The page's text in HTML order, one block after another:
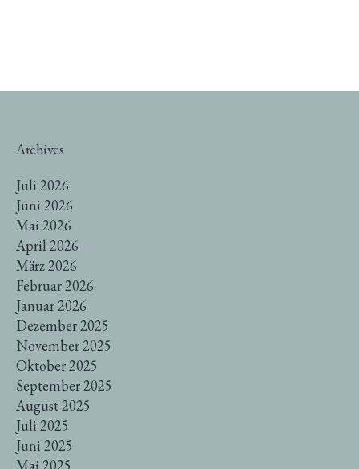
Archives
Juli 2026
Juni 2026
Mai 2026
April 2026
März 2026
Februar 2026
Januar 2026
Dezember 2025
November 2025
Oktober 2025
September 2025
August 2025
Juli 2025
Juni 2025